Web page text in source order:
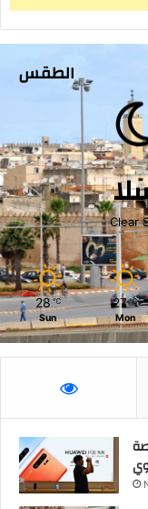
الطقس
Clear
28 ℃
Sun
27 ℃
Mon